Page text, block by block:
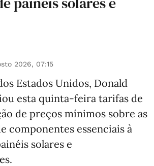
2026, 07:15
Estados Unidos, Donald
esta quinta-feira tarifas de
de preços mínimos sobre as
componentes essenciais à
solares e